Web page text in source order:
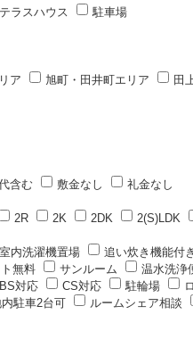
テラスハウス
駐車場
ア 旭町・田井町エリア
田
含む 敷金なし
礼金なし
2R 2K 2DK
2(S)LDK
室内洗濯機置場
追い炊き機能付
無料 サンルーム
温水洗浄
BS対応 CS対応 駐輪場
駐車2台可
ルームシェア相談